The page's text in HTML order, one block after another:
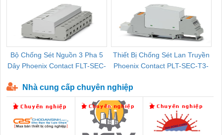
Bộ Chống Sét Nguồn 3 Pha 5
Dây Phoenix Contact FLT-SEC-
Thiết Bị Chống Sét Lan Truyền
Phoenix Contact PLT-SEC-T3-
Nhà cung cấp chuyên nghiệp